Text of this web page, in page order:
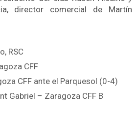
director comercial de Martín
, RSC
CFF
CFF ante el Parquesol (0-4)
Gabriel – Zaragoza CFF B